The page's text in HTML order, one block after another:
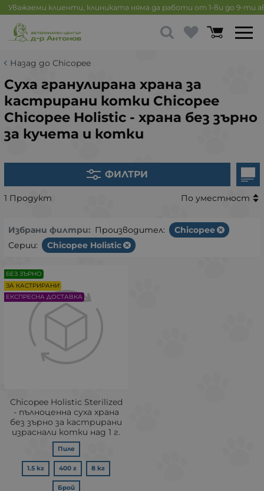
Уважаеми клиенти, клиниката няма да работи от 1-ви до 9-ти
Назад до Chicopee
Суха гранулирана храна за
кастрирани котки Chicopee
Chicopee Holistic - храна без зърно
за кучета и котки
ФИЛТРИ
1 Продукт По уместност
Избрани филтри: Производител:
Chicopee
Серии:
Chicopee Holistic
Chicopee Holistic Sterilized
- пълноценна суха храна
без зърно за кастрирани
израснали котки над 1 г.
Пиле
1.5 кг 400 г 8 кг
Брой
БЕЗ ЗЪРНО
ЗА КАСТРИРАНИ
ЕКСПРЕСНА ДОСТАВКА